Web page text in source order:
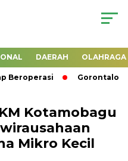
DAERAH OLAHRAGA
Gorontalo Siap
Kotamobagu
Mikro Kecil